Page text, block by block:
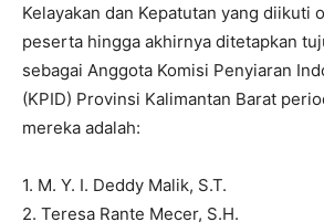
Kelayakan dan Kepatutan yang diikuti
peserta hingga akhirnya ditetapkan
sebagai Anggota Komisi Penyiaran
(KPID) Provinsi Kalimantan Barat
mereka adalah:
1. M. Y. I. Deddy Malik, S.T.
2. Teresa Rante Mecer, S.H.